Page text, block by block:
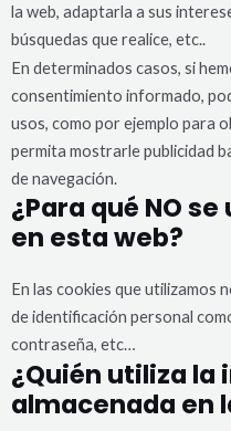
la web, adaptarla a sus
búsquedas que realice, etc..
En determinados casos, si
consentimiento informado,
usos, como por ejemplo para
permita mostrarle publicidad
de navegación.
¿Para qué NO
en esta web?
En las cookies que utilizamos
de identificación personal
contraseña, etc…
¿Quién utiliza
almacenada en